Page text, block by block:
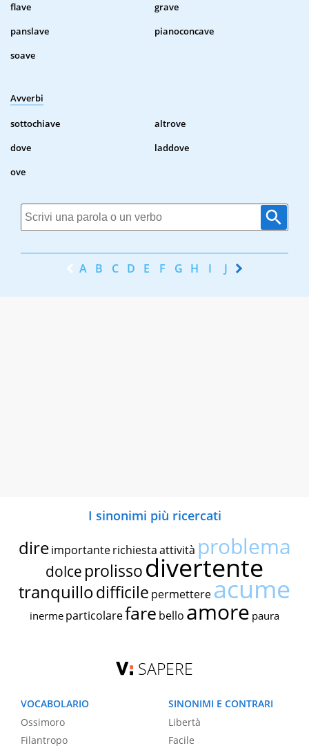
flave
grave
panslave
pianoconcave
soave
Avverbi
sottochiave
altrove
dove
laddove
ove
A B C D E F G H I J K
I sinonimi più ricercati
dire importante richiestaattività problema
dolce prolissodivertente
tranquillodifficile permettereacume
inerme particolarefare bello amore paura
SAPERE
VOCABOLARIO
Ossimoro
Filantropo
SINONIMI E CONTRARI
Libertà
Facile